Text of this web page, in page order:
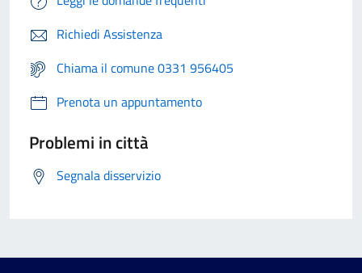
Richiedi Assistenza
Chiama il comune 0331 956405
Prenota un appuntamento
Problemi in città
Segnala disservizio